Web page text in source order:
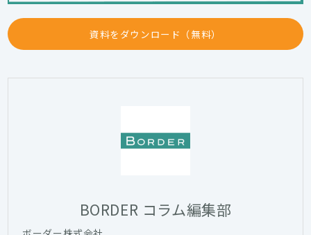
資料をダウンロード（無料）
BORDER コラム編集部